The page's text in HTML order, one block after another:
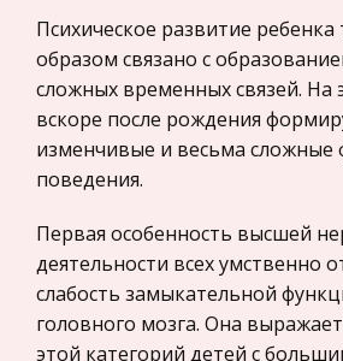
Политология, Политистория
Биржевое дело
Радиоэлектроника
Медицина
Пищевые продукты
Конституционное
зарубежных стран
Государственное
Налоги
особо; масса - не выделенных
следовательно, идет не только
'рабочей массе'. Масса - это
Таким образом, чисто кол
Бенчмаркинг
Новизну в это понятие внесли
консультанты, нанимаемые
и размеров для того, чтобы они
сделать так, чтобы их доходы
доходов той же семьи н
Психическое развитие
образом связано с
сложных временных связей. На
вскоре после рождения
изменчивые и весьма
поведения.
Первая особенность высшей
деятельности всех умственно
слабость замыкательной
головного мозга. Она
этой категорий детей с